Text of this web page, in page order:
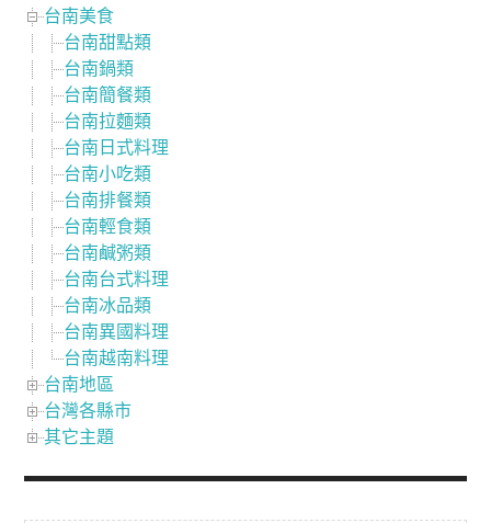
台南美食
台南甜點類
台南鍋類
台南簡餐類
台南拉麵類
台南日式料理
台南小吃類
台南排餐類
台南輕食類
台南鹹粥類
台南台式料理
台南冰品類
台南異國料理
台南越南料理
台南地區
台灣各縣市
其它主題